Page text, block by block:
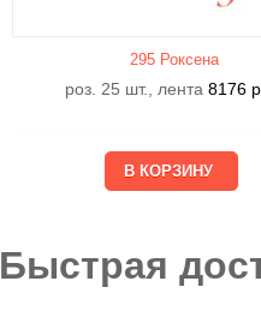
295 Роксена
роз. 25 шт., лента8176
Быстрая